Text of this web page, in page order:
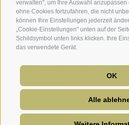
verwalten", um Ihre Auswahl
ohne Cookies fortzufahren, die nicht
können Ihre Einstellungen jederzeit
„Cookie-Einstellungen" unten auf der
Schildsymbol unten links klicken. Ihre
das verwendete Gerät.
OK
Alle
UID:IT01391200217